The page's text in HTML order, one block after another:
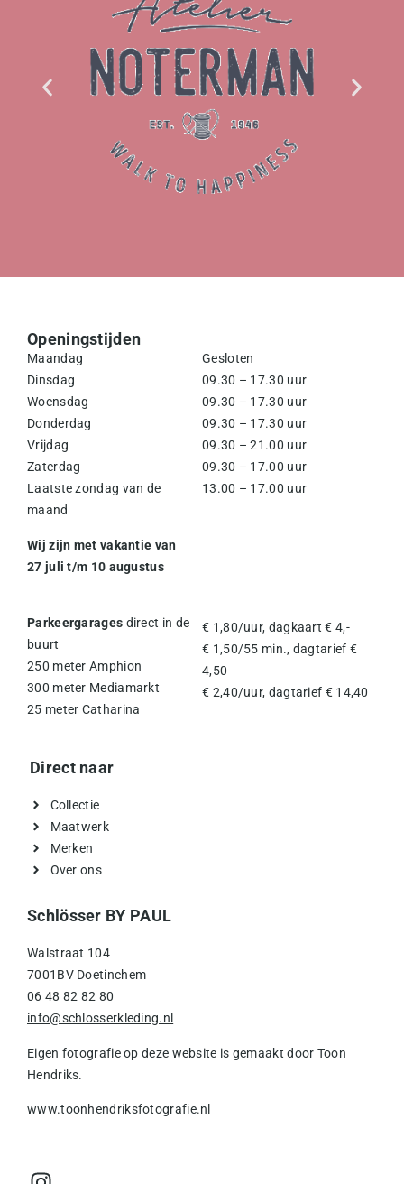
Openingstijden
Maandag
Dinsdag
Woensdag
Donderdag
Vrijdag
Zaterdag
Laatste zondag van de
maand
Wij zijn met vakantie van
27 juli t/m 10 augustus
Parkeergarages direct in de
buurt
250 meter Amphion
300 meter Mediamarkt
25 meter Catharina
Gesloten
09.30 – 17.30 uur
09.30 – 17.30 uur
09.30 – 17.30 uur
09.30 – 21.00 uur
09.30 – 17.00 uur
13.00 – 17.00 uur
€ 1,80/uur, dagkaart € 4,-
€ 1,50/55 min., dagtarief €
4,50
€ 2,40/uur, dagtarief € 14,40
Direct naar
Collectie
Maatwerk
Merken
Over ons
Schlösser BY PAUL
Walstraat 104
7001BV Doetinchem
06 48 82 82 80
info@schlosserkleding.nl
Eigen fotografie op deze website is gemaakt door Toon
Hendriks.
www.toonhendriksfotografie.nl